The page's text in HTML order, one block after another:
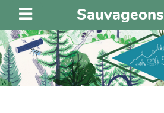
Sauvageons